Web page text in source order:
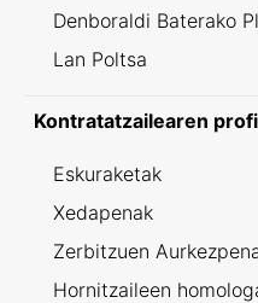
Denboraldi Baterako
Lan Poltsa
Kontratatzailearen
Eskuraketak
Xedapenak
Zerbitzuen
Hornitzaileen